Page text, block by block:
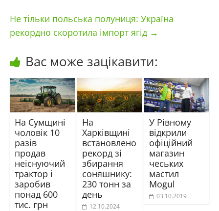
Не тільки польська полуниця: Україна
рекордно скоротила імпорт ягід →
Вас може зацікавити:
На Сумщині
чоловік 10
разів
продав
неіснуючий
трактор і
заробив
понад 600
тис. грн
На
Харківщині
встановлено
рекорд зі
збирання
соняшнику:
230 тонн за
день
12.10.2024
У Рівному
відкрили
офіційний
магазин
чеських
мастил
Mogul
03.10.2019